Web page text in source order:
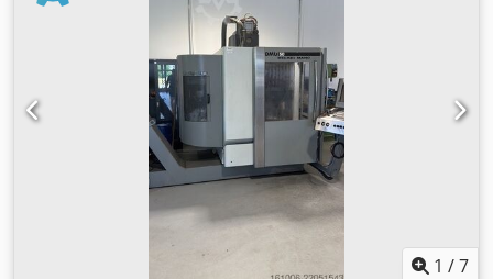
kontrolieru ražotājs: Siemens , kontroliera modelis:
rotējošā galda diametrs: 800 mm
, dzesēšanas šķidruma padeve:
, ieejas spriegums: 400 V, DMU 70 3+2 asis Iekārta
šobrīd tiek atjaunota. Jauns vārpsta Y & Z ass vadotnes
jaunas Chedpfsyx Am Rox Agyja Harmonikas pārsegi Skata
stikli Izmērīta ar BallBar (iekļauts protokols) Siemens 840D
ar Shopmill - Manuālā rokturis 14 000 apgr./min SK40
vārpsta 30 pozīciju instrumentu maiņas sistēma Iekšējā
dzesēšana 20 bāri 600 l tvertne ar lentveida filtru Skavu
transports Kabīnes jumts Mērstacija Mazgāšanas pistole
Darbības režīms 4 Dokumentācija Pieejams no 04/2026 1 /7